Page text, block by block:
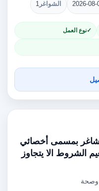
2026-08- الشواغر 1
نوع العمل
شاغر بمسمى أخصائي
الشروط الا يتجاوز